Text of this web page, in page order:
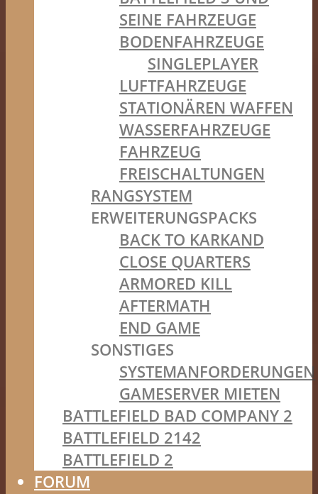
SEINE FAHRZEUGE
BODENFAHRZEUGE
SINGLEPLAYER
LUFTFAHRZEUGE
STATIONÄREN WAFFEN
WASSERFAHRZEUGE
FAHRZEUG
FREISCHALTUNGEN
RANGSYSTEM
ERWEITERUNGSPACKS
BACK TO KARKAND
CLOSE QUARTERS
ARMORED KILL
AFTERMATH
END GAME
SONSTIGES
SYSTEMANFORDERUNGEN
GAMESERVER MIETEN
BATTLEFIELD BAD COMPANY 2
BATTLEFIELD 2142
BATTLEFIELD 2
FORUM